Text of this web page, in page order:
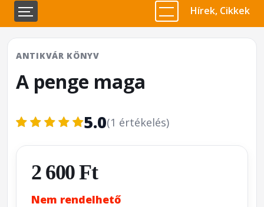
Hírek, Cikkek
ANTIKVÁR KÖNYV
A penge maga
5.0(1 értékelés)
2 600 Ft
Nem rendelhető